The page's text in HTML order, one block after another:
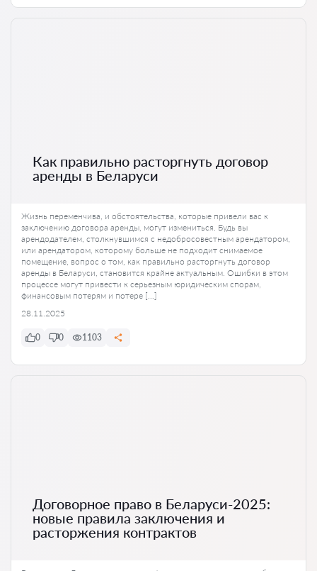
Как правильно расторгнуть договор
аренды в Беларуси
Жизнь переменчива, и обстоятельства, которые привели вас к
заключению договора аренды, могут измениться. Будь вы
арендодателем, столкнувшимся с недобросовестным арендатором,
или арендатором, которому больше не подходит снимаемое
помещение, вопрос о том, как правильно расторгнуть договор
аренды в Беларуси, становится крайне актуальным. Ошибки в этом
процессе могут привести к серьезным юридическим спорам,
финансовым потерям и потере […]
28.11.2025
0 0 1103
Договорное право в Беларуси-2025:
новые правила заключения и
расторжения контрактов